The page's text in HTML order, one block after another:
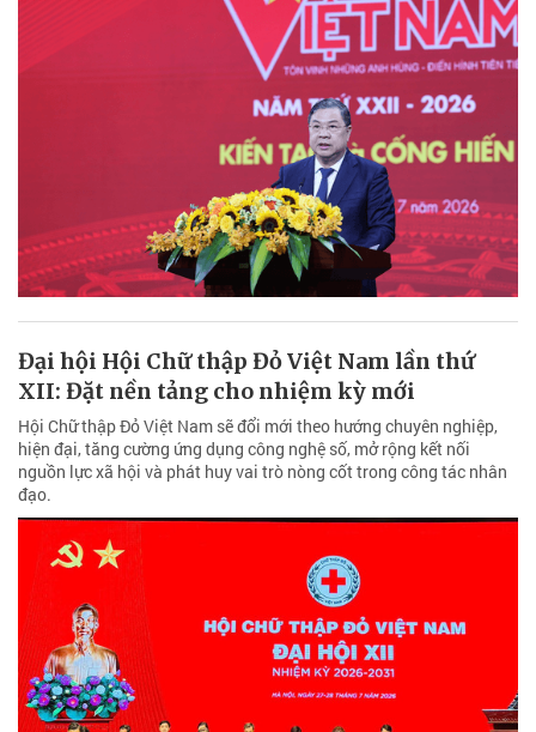
Đại hội Hội Chữ thập Đỏ Việt Nam lần thứ
XII: Đặt nền tảng cho nhiệm kỳ mới
Hội Chữ thập Đỏ Việt Nam sẽ đổi mới theo hướng chuyên nghiệp,
hiện đại, tăng cường ứng dụng công nghệ số, mở rộng kết nối
nguồn lực xã hội và phát huy vai trò nòng cốt trong công tác nhân
đạo.